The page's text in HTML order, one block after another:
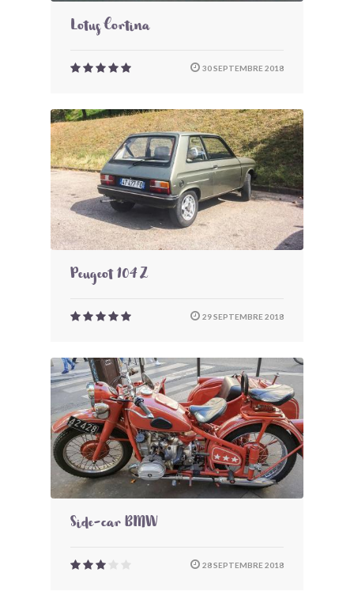
Lotus Cortina
30 SEPTEMBRE 2018
Peugeot 104 Z
29 SEPTEMBRE 2018
Side-car BMW
28 SEPTEMBRE 2018